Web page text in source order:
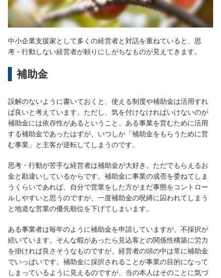
中小企業支援家として多くの経営者と対話を重ねていると、思
考・行動しない経営者が頼りにしがちなものが見えてきます。
補助金
誤解のないように書いておくと、使える制度や補助金は活用すれ
ば良いと考えています。ただし、気を付けなければいけないのが
補助金には依存性があるということ。ある事業を営むために活用
する補助金であったはずが、いつしか「補助金をもらうために営
む事業」と主客が逆転してしまうのです。
思考・行動が苦手な経営者は補助金が大好き。ただでもらえるお
金と勘違いしているからです。補助金に事業の成否を委ねてしま
うくらいであれば、自分で営業をした方がまだ事態をコントロー
ルしやすいと思うのですが、一度補助金の呪縛に囚われてしまう
と地道な営業の優先順位を下げてしまいます。
ある事業者は毎年のように補助金を申請していますが、不採択が
続いています。そんな暇があったら見込客との関係性構築に労力
を掛ければ良さそうなものですが、経営者の頭の中は常に補助金
でいっぱいです。補助金に採択されることが事業の目的になって
しまっているように見えるのですが、当の本人はそのことに気づ